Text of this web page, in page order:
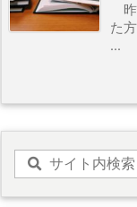
昨
た
...